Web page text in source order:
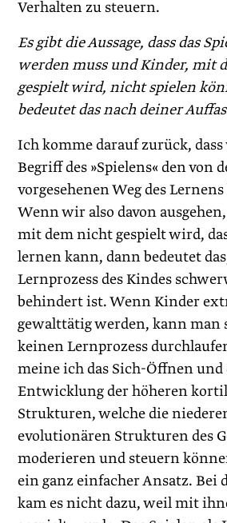
Verhalten zu steuern.
Es gibt die Aussage, dass das
werden muss und Kinder, mit
gespielt wird, nicht spielen
bedeutet das nach deiner
Ich komme darauf zurück,
Begriff des »Spielens« den von
vorgesehenen Weg des
Wenn wir also davon
mit dem nicht gespielt wird,
lernen kann, dann bedeutet
Lernprozess des Kindes
behindert ist. Wenn Kinder
gewalttätig werden, kann man
keinen Lernprozess
meine ich das Sich-Öffnen und
Entwicklung der höheren
Strukturen, welche die
evolutionären Strukturen des
moderieren und steuern
ein ganz einfacher Ansatz. Bei
kam es nicht dazu, weil mit